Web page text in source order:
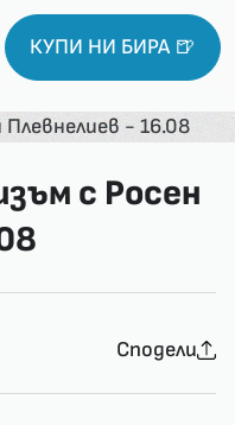
КУПИ НИ БИРА 🍺
с Росен
Сподели